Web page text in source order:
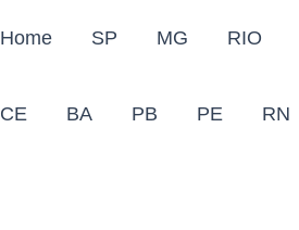
Home SP MG RIO
CE BA PB PE RN